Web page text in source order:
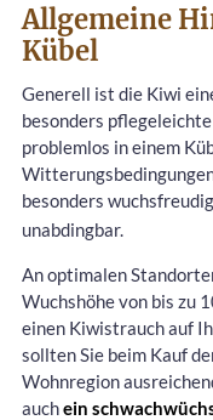
Allgemeine
Kübel
Generell ist die Kiwi
besonders
problemlos in einem
besonders
unabdingbar.
An optimalen
Wuchshöhe von bis zu
einen Kiwistrauch auf
sollten Sie beim Kauf
Wohnregion
auchein